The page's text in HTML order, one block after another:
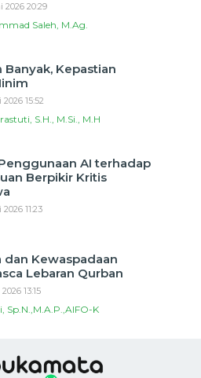
2026 20:29
Saleh, M.Ag.
Banyak, Kepastian
15:52
S.H., M.Si., M.H
AI terhadap
Berpikir Kritis
11:23
dan Kewaspadaan
Lebaran Qurban
13:15
Sp.N.,M.A.P.,AIFO-K